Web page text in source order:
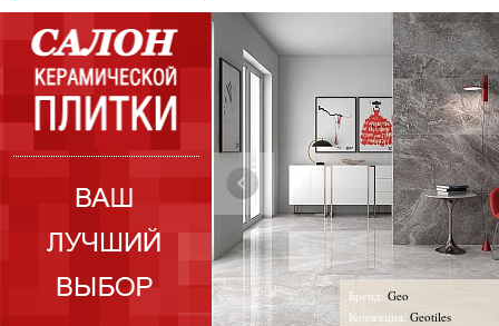
Бренд:Geo
Коллекция:Geotiles